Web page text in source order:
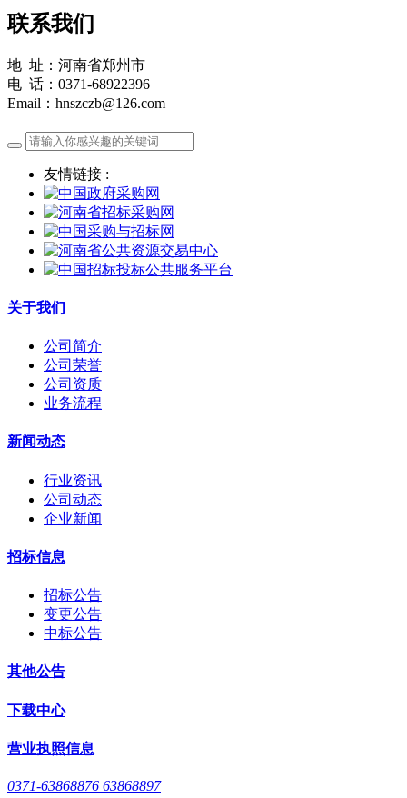
联系我们
地 址：河南省郑州市
电 话：0371-68922396
Email：hnszczb@126.com
友情链接 :
关于我们
公司简介
公司荣誉
公司资质
业务流程
新闻动态
行业资讯
公司动态
企业新闻
招标信息
招标公告
变更公告
中标公告
其他公告
下载中心
营业执照信息
0371-63868876 63868897